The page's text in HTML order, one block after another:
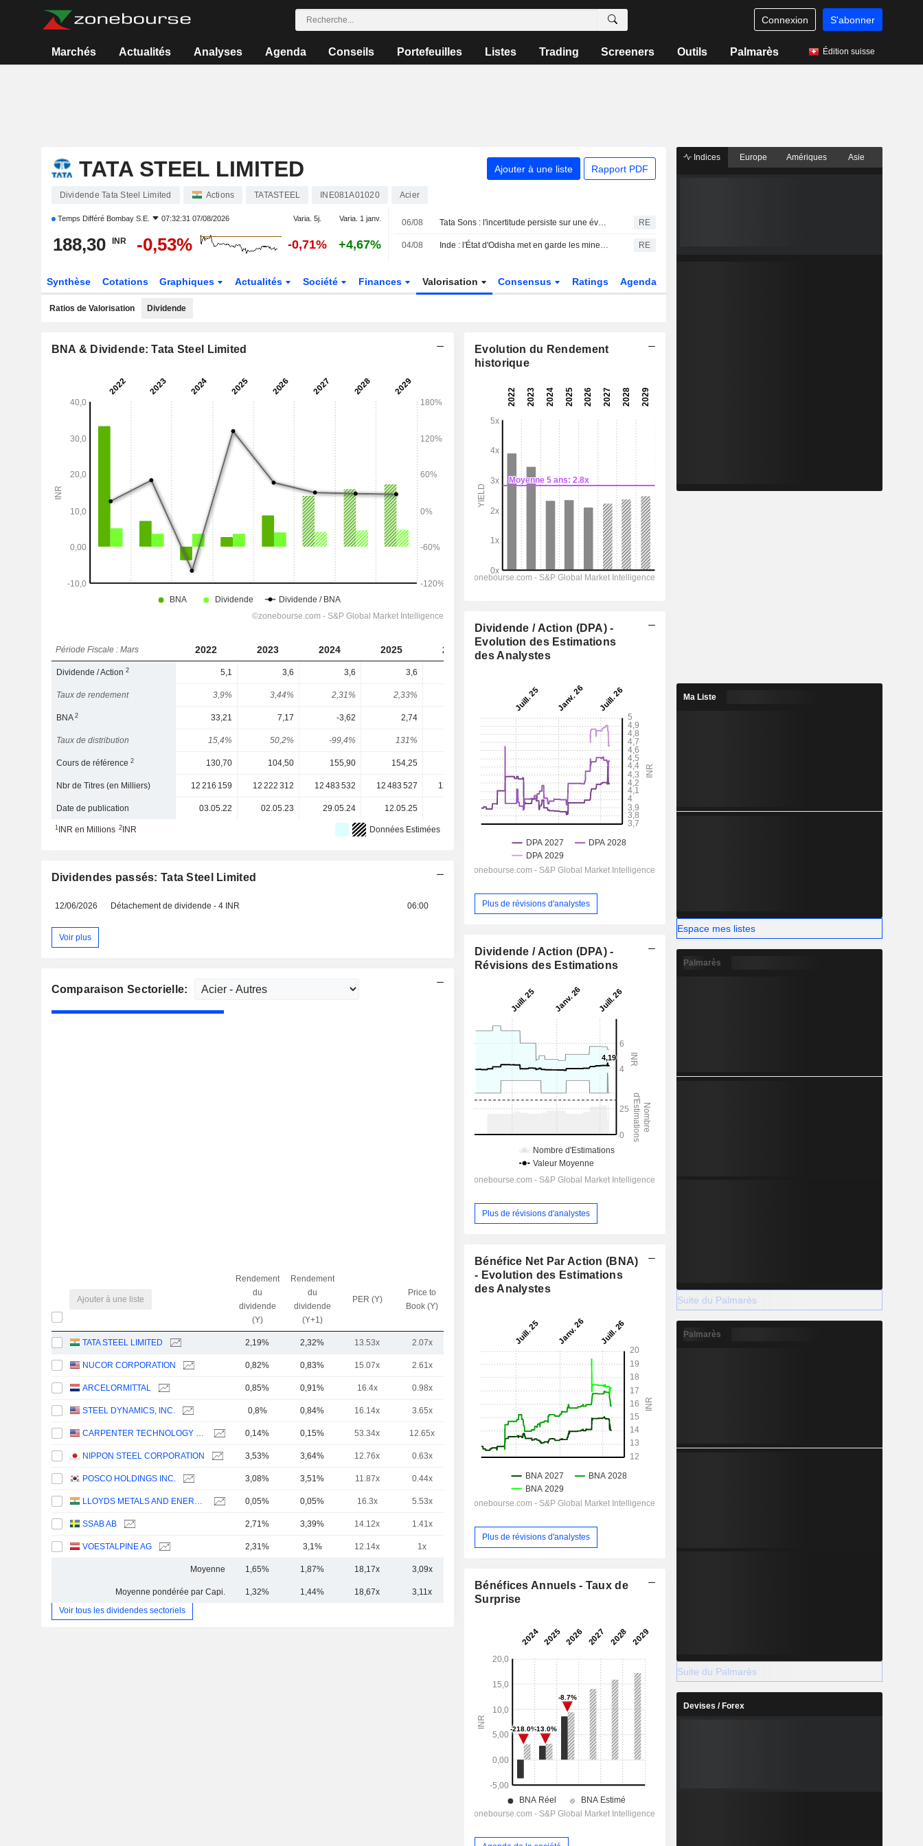
Connexion S'abonner
Marchés Actualités Analyses Agenda Conseils Portefeuilles Listes Trading Screeners Outils Palmarès Édition suisse
TATA STEEL LIMITED Ajouter à une liste Rapport PDF
Dividende Tata Steel Limited Actions TATASTEEL INE081A01020 Acier
Temps Différé Bombay S.E. 07:32:31 07/08/2026 Varia. 5j. Varia. 1 janv.
188,30 INR -0,53% -0,71% +4,67%
06/08 Tata Sons : l'incertitude persiste sur une éventuelle introduction en bourse après le classement de la RBI RE
04/08 Inde : l'État d'Odisha met en garde les mineurs et les sidérurgistes contre la manipulation des teneurs en fer RE
Synthèse Cotations Graphiques Actualités Société Finances Valorisation Consensus Ratings Agenda
Ratios de Valorisation Dividende
BNA & Dividende: Tata Steel Limited
Période Fiscale : Mars 2022 2023 2024 2025 2026 2027
Dividende / Action2 5,1 3,6 3,6 3,6
Taux de rendement 3,9% 3,44% 2,31% 2,33% 2,22% 2,36%
BNA2 33,21 7,17 -3,62 2,74 14,04 15,88
Taux de distribution 15,4% 50,2% -99,4% 131% 29,9% 28,2%
Cours de référence2 130,70 104,50 155,90 154,25 189,30 189,30 189,30
Nbr de Titres (en Milliers) 12 216 159 12 222 312 12 483 532 12 483 527 12 483 532 12 483 532 -
Date de publication 03.05.22 02.05.23 29.05.24 12.05.25 - -
1INR en Millions 2INR Données Estimées
Dividendes passés: Tata Steel Limited
12/06/2026 Détachement de dividende - 4 INR 06:00
Voir plus
Comparaison Sectorielle:
Ajouter à une liste
Rendement
du
dividende
(Y)
Rendement
du
dividende
(Y+1)
PER (Y)
Price to
Book (Y)
TATA STEEL LIMITED 2,19% 2,32% 13.53x 2.07x
NUCOR CORPORATION 0,82% 0,83% 15.07x 2.61x 1.65x
ARCELORMITTAL 0,85% 0,91% 16.4x 0.98x
STEEL DYNAMICS, INC. 0,8% 0,84% 16.14x 3.65x
CARPENTER TECHNOLOGY CORPORATION 0,14% 0,15% 53.34x 12.65x 8.92x
NIPPON STEEL CORPORATION 3,53% 3,64% 12.76x 0.63x 0.79x
POSCO HOLDINGS INC. 3,08% 3,51% 11.87x 0.44x
LLOYDS METALS AND ENERGY LIMITED 0,05% 0,05% 16.3x 5.53x 4.72x
SSAB AB 2,71% 3,39% 14.12x 1.41x
VOESTALPINE AG 2,31% 3,1% 12.14x 1x 0.59x
Moyenne 1,65% 1,87% 18,17x 3,09x
Moyenne pondérée par Capi. 1,32% 1,44% 18,67x 3,11x
2,13x
Voir tous les dividendes sectoriels
Evolution du Rendement
historique
Dividende / Action (DPA) -
Evolution des Estimations
des Analystes
Plus de révisions d'analystes
Dividende / Action (DPA) -
Révisions des Estimations
Plus de révisions d'analystes
Bénéfice Net Par Action (BNA)
- Evolution des Estimations
des Analystes
Plus de révisions d'analystes
Bénéfices Annuels - Taux de
Surprise
Indices Europe Amériques Asie
Ma Liste
Espace mes listes
Palmarès
Suite du Palmarès
Palmarès
Suite du Palmarès
Devises / Forex